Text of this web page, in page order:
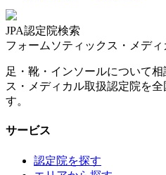
JPA認定院検索
フォームソティックス・メデ
足・靴・インソールについて
ス・メディカル取扱認定院を
す。
サービス
認定院を探す